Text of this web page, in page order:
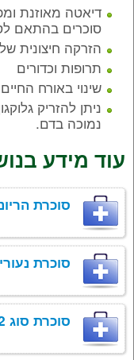
דיאטה מאוזנת
סוכרים בהתאם
הזרקה חיצונית
תרופות וכדורים
שינוי באורח
ניתן להזריק
נמוכה בדם.
עוד מידע
סוכרת
סוכרת
סוכרת סוג 2